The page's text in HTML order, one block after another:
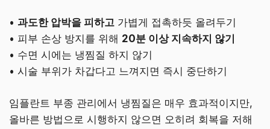
• 과도한 압박을 피하고 가볍게 접촉하듯 올려두기
• 피부 손상 방지를 위해 20분 이상 지속하지 않기
• 수면 시에는 냉찜질 하지 않기
• 시술 부위가 차갑다고 느껴지면 즉시 중단하기
임플란트 부종 관리에서 냉찜질은 매우 효과적이지만,
올바른 방법으로 시행하지 않으면 오히려 회복을 저해